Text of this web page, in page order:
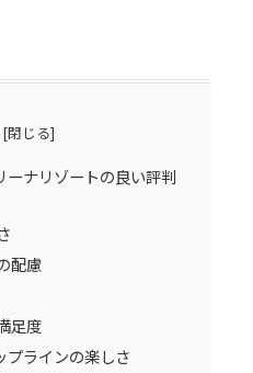
ーナリゾートの良い評判
配慮
足度
プラインの楽しさ